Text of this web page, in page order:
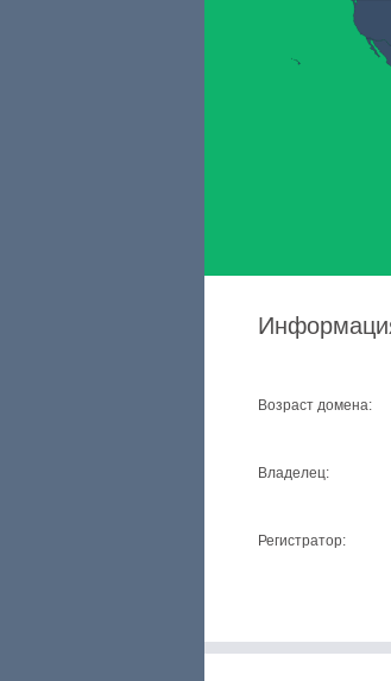
Возраст домена:
Владелец:
Регистратор: